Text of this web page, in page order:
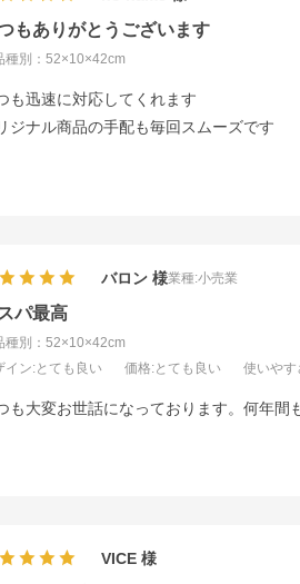
もありがとうございます
種別：52×10×42cm
も迅速に対応してくれます
ジナル商品の手配も毎回スムーズです
パ最高
種別：52×10×42cm
イン:とても良い 価格:とても良い 使いやす
バロン 業種:小売業
も大変お世話になっております。何年間
VICE